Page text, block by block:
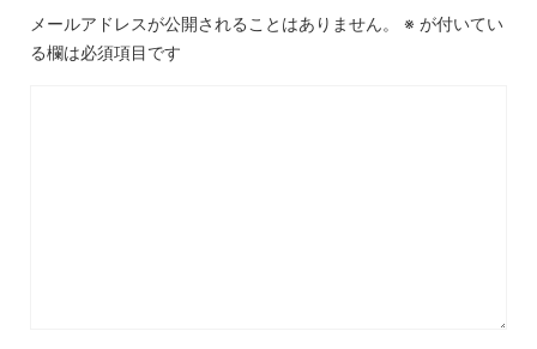
メールアドレスが公開されることはありません。 ※ が付いてい
る欄は必須項目です